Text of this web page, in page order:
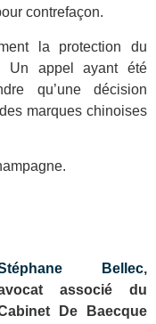
contrefaçon.
la protection du
Un appel ayant été
qu’une décision
marques chinoises
Bellec,
associé du
De Baecque